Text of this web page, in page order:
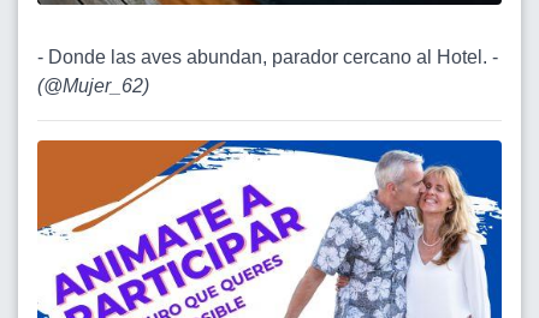
- Donde las aves abundan, parador cercano al Hotel. -
(@Mujer_62)